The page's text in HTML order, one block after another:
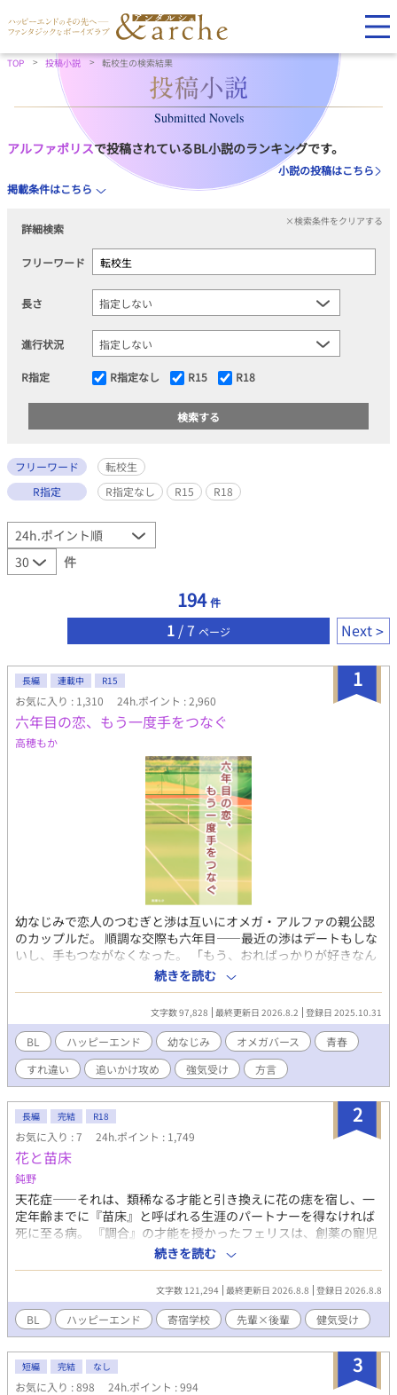
TOP 投稿小説 転校生の検索結果
Submitted Novels
アルファポリスで投稿されているBL小説のランキングです。
小説の投稿はこちら
掲載条件はこちら
詳細検索
×検索条件をクリアする
フリーワード
長さ
進行状況
R指定 R指定なし R15 R18
フリーワード
転校生
R指定
R指定なし R15 R18
件
194 件
1 / 7 ページ Next
1
長編 連載中 R15
お気に入り : 1,310 24h.ポイント : 2,960
六年目の恋、もう一度手をつなぐ
高穂もか
幼なじみで恋人のつむぎと渉は互いにオメガ・アルファの親公認
のカップルだ。 順調な交際も六年目――最近の渉はデートもしな
いし、手もつながなくなった。 「もう、おればっかりが好きなん
やろか？」 馴ればっかりの関係に、寂しさを覚えるつむぎ。 その
うえ、渉は二人の通う高校にやってきた美貌の転校生・沙也にか
まってばかりで。他のオメガには、優しく甘く接する恋人にもや
もやしてしまう。 嫉妬をしても、「友達なんやから面倒なことい
うなって」と笑われ、遂にはお泊りまでしたと聞き…… 「そっち
がその気なら、もういい！」 堪忍袋の緒が切れたつむぎは、別れ
を切り出す。すると、渉は意外な反応を……？ 倦怠期を乗り越え
て、もう一度恋をする。幼なじみオメガバースBLです♡
続きを読む
文字数 97,828 最終更新日 2026.8.2 登録日 2025.10.31
BL ハッピーエンド 幼なじみ オメガバース
青春
すれ違い
追いかけ攻め 強気受け 方言
2
長編 完結 R18
お気に入り : 7 24h.ポイント : 1,749
花と苗床
鈍野
天花症――それは、類稀なる才能と引き換えに花の痣を宿し、一
定年齢までに『苗床』と呼ばれる生涯のパートナーを得なければ
死に至る病。 『調合』の才能を授かったフェリスは、創薬の寵児
として世界に貢献していた。一方で他者に利用されることを厭
い、寄宿学校で才能や地位目当てに近づく者を弄びながら、誰も
『苗床』に選ばないまま死を待っていた。 そんな彼の前に現れた
のは、転校生にして新しいルームメイトの後輩・リト。 「あなた
を幸せにするためにやってきました」 無邪気で真っ直ぐなリトに
振り回され、苛立ちながらも、フェリスの凍てついた心は少しず
つ溶かされていく。 だが、リトは過去に根差したとある秘密を抱
えていた。
続きを読む
文字数 121,294 最終更新日 2026.8.8 登録日 2026.8.8
BL ハッピーエンド 寄宿学校 先輩×後輩 健気受け
3
短編 完結 なし
お気に入り : 898 24h.ポイント : 994